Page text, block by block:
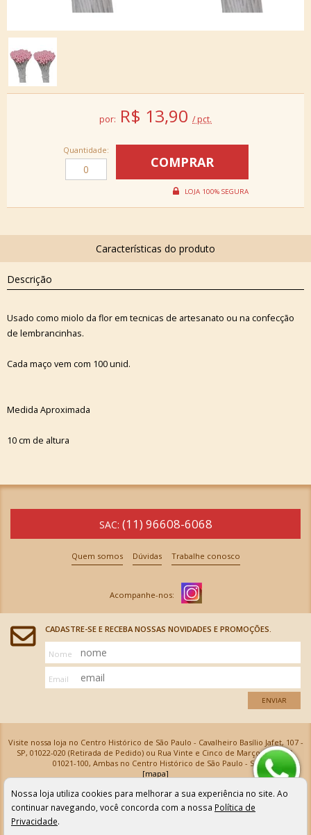
por: R$ 13,90 / pct.
Quantidade:
Descrição
Usado como miolo da flor em tecnicas de artesanato ou na confecção
de lembrancinhas.
Cada maço vem com 100 unid.
Medida Aproximada
10 cm de altura
SAC: (11) 96608-6068
Quem somos Dúvidas Trabalhe conosco
CADASTRE-SE E RECEBA NOSSAS NOVIDADES E PROMOÇÕES.
Nome
Email
ENVIAR
Visite nossa loja no Centro Histórico de São Paulo - Cavalheiro Basílio Jafet, 107 -
SP, 01022-020 (Retirada de Pedido) ou Rua Vinte e Cinco de Março, 576 - SP,
01021-100, Ambas no Centro Histórico de São Paulo - SP
[mapa]
Armarinhos Santa Cecília Ltda | CNPJ: 61.069.639/0001-18
Os preços e as condições de pagamento apresentadas na loja virtual não valem para nossa loja física e
podem sofrer alterações sem aviso prévio. Vendas com cartão de crédito sujeitas a análise e
confirmação de dados.
Nossa loja utiliza cookies para melhorar a sua experiência no site. Ao
continuar navegando, você concorda com a nossa Política de
Privacidade.